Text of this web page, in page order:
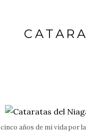
cinco años de mi vida por